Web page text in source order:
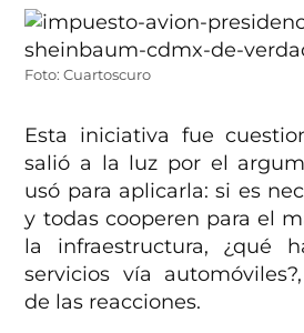
Foto: Cuartoscuro
Esta iniciativa fue
salió a la luz por el
usó para aplicarla: si es
y todas cooperen para el
la infraestructura, ¿qué
servicios vía
de las reacciones.